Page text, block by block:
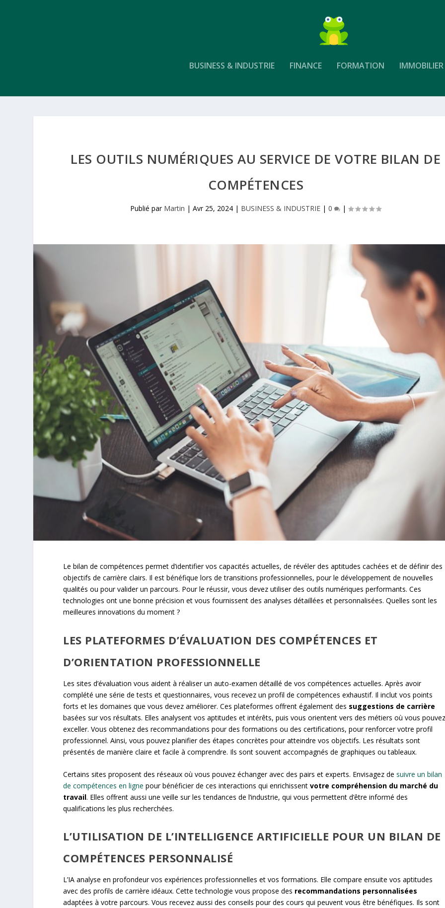
BUSINESS & INDUSTRIE FINANCE FORMATION IMMOBILIER
LES OUTILS NUMÉRIQUES AU SERVICE DE VOTRE BILAN DE
COMPÉTENCES
Publié par Martin |Avr 25, 2024 | BUSINESS & INDUSTRIE |0 |
Le bilan de compétences permet d’identifier vos capacités actuelles, de révéler des aptitudes cachées et de définir des
objectifs de carrière clairs. Il est bénéfique lors de transitions professionnelles, pour le développement de nouvelles
qualités ou pour valider un parcours. Pour le réussir, vous devez utiliser des outils numériques performants. Ces
technologies ont une bonne précision et vous fournissent des analyses détaillées et personnalisées. Quelles sont les
meilleures innovations du moment ?
LES PLATEFORMES D’ÉVALUATION DES COMPÉTENCES ET
D’ORIENTATION PROFESSIONNELLE
Les sites d’évaluation vous aident à réaliser un auto-examen détaillé de vos compétences actuelles. Après avoir
complété une série de tests et questionnaires, vous recevez un profil de compétences exhaustif. Il inclut vos points
forts et les domaines que vous devez améliorer. Ces plateformes offrent également des suggestions de carrière
basées sur vos résultats. Elles analysent vos aptitudes et intérêts, puis vous orientent vers des métiers où vous
exceller. Vous obtenez des recommandations pour des formations ou des certifications, pour renforcer votre profil
professionnel. Ainsi, vous pouvez planifier des étapes concrètes pour atteindre vos objectifs. Les résultats sont
présentés de manière claire et facile à comprendre. Ils sont souvent accompagnés de graphiques ou tableaux.
Certains sites proposent des réseaux où vous pouvez échanger avec des pairs et experts. Envisagez desuivre un bilan
de compétences en ligne pour bénéficier de ces interactions qui enrichissentvotre compréhension du marché du
travail. Elles offrent aussi une veille sur les tendances de l’industrie, qui vous permettent d’être informé des
qualifications les plus recherchées.
L’UTILISATION DE L’INTELLIGENCE ARTIFICIELLE POUR UN BILAN DE
COMPÉTENCES PERSONNALISÉ
L’IA analyse en profondeur vos expériences professionnelles et vos formations. Elle compare ensuite vos aptitudes
avec des profils de carrière idéaux. Cette technologie vous propose des recommandations personnalisées
adaptées à votre parcours. Vous recevez aussi des conseils pour des cours qui peuvent vous être bénéfiques. Ils sont